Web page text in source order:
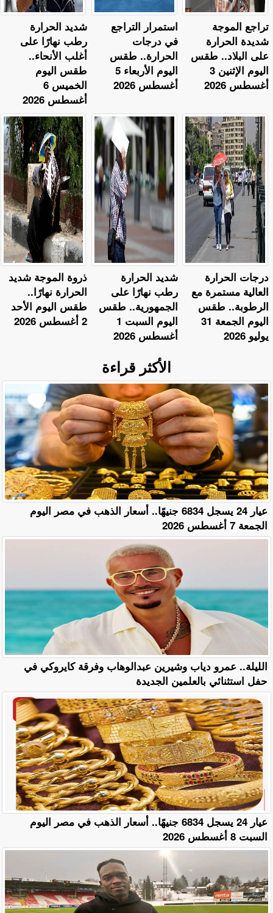
​شديد الحرارة
رطب نهارًا على
أغلب الأنحاء..
طقس اليوم
الخميس 6
أغسطس 2026
استمرار التراجع
في درجات
الحرارة.. طقس
اليوم الأربعاء 5
أغسطس 2026
تراجع الموجة
شديدة الحرارة
على البلاد.. طقس
اليوم الإثنين 3
أغسطس 2026
ذروة الموجة شديد
الحرارة نهارًا..
طقس اليوم الأحد
2 أغسطس 2026
​شديد الحرارة
رطب نهارًا على
الجمهورية.. طقس
اليوم السبت 1
أغسطس 2026
​درجات الحرارة
العالية مستمرة مع
الرطوبة.. طقس
اليوم الجمعة 31
يوليو 2026
الأكثر قراءة
عيار 24 يسجل 6834 جنيهًا.. أسعار الذهب في مصر اليوم
الجمعة 7 أغسطس 2026
الليلة.. عمرو دياب وشيرين عبدالوهاب وفرقة كايروكي في
حفل استثنائي بالعلمين الجديدة
عيار 24 يسجل 6834 جنيهًا.. أسعار الذهب في مصر اليوم
السبت 8 أغسطس 2026